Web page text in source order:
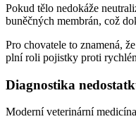
Pokud tělo nedokáže
buněčných membrán, což
Pro chovatele to znamená,
plní roli pojistky proti
Diagnostika
Moderní veterinární